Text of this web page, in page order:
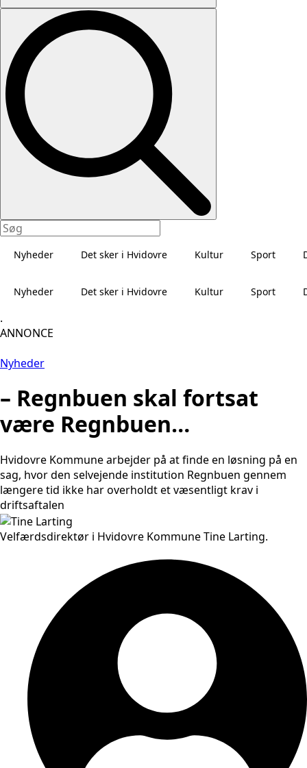
Nyheder Det sker i Hvidovre Kultur Sport
Nyheder Det sker i Hvidovre Kultur Sport
.
ANNONCE
Nyheder
– Regnbuen skal fortsat
være Regnbuen…
Hvidovre Kommune arbejder på at finde en løsning på en
sag, hvor den selvejende institution Regnbuen gennem
længere tid ikke har overholdt et væsentligt krav i
driftsaftalen
Velfærdsdirektør i Hvidovre Kommune Tine Larting.